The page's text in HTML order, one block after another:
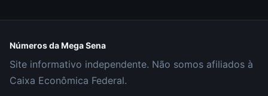
Números da Mega Sena
Site informativo independente. Não somos afiliados à
Caixa Econômica Federal.